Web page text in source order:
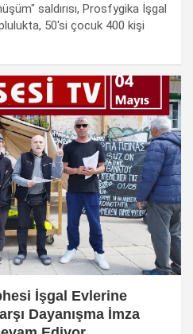
saldırısı, Prosfygika İşgal
50'si çocuk 400 kişi
İşgal Evlerine
Dayanışma İmza